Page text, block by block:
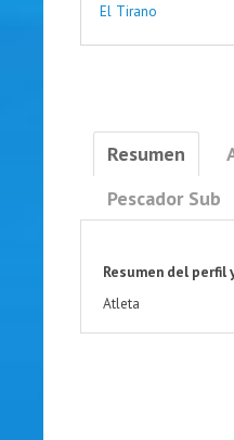
El Tirano
Resumen
Pescador Sub
Resumen del perfil
Atleta